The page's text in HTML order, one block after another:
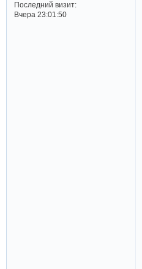
Последний визит:
Вчера 23:01:50